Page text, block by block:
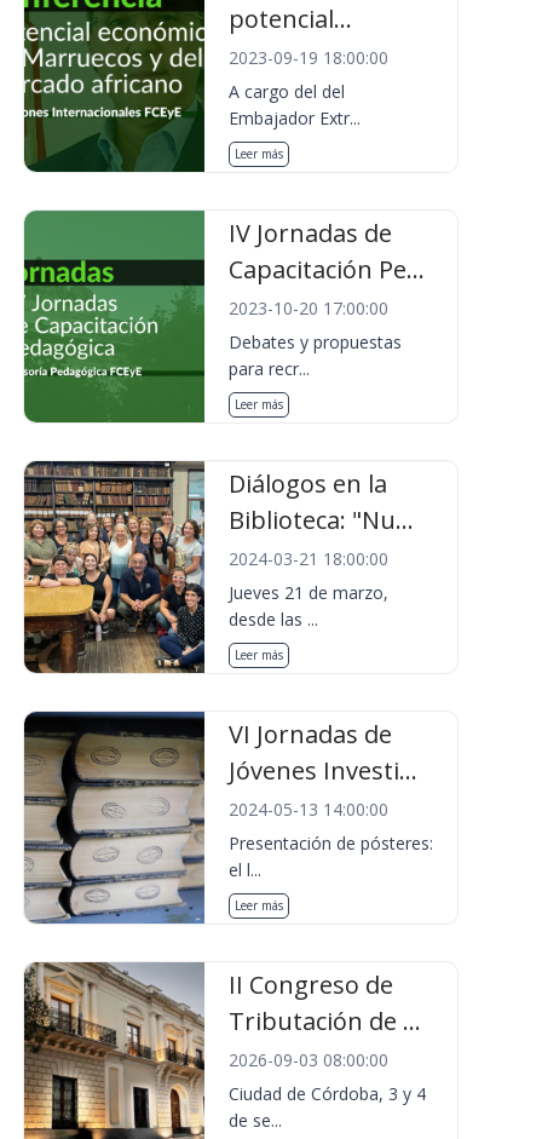
potencial...
2023-09-19 18:00:00
A cargo del del
Embajador Extr...
Leer más
IV Jornadas de
Capacitación Pe...
2023-10-20 17:00:00
Debates y propuestas
para recr...
Leer más
Diálogos en la
Biblioteca: "Nu...
2024-03-21 18:00:00
Jueves 21 de marzo,
desde las ...
Leer más
VI Jornadas de
Jóvenes Investi...
2024-05-13 14:00:00
Presentación de pósteres:
el l...
Leer más
II Congreso de
Tributación de ...
2026-09-03 08:00:00
Ciudad de Córdoba, 3 y 4
de se...